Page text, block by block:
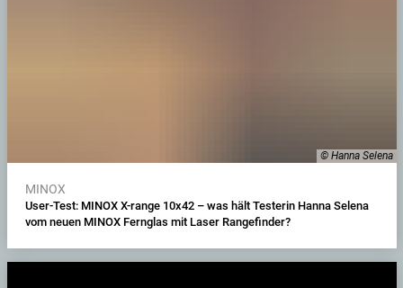
© Hanna Selena
MINOX
User-Test: MINOX X-range 10x42 – was hält Testerin Hanna Selena
vom neuen MINOX Fernglas mit Laser Rangefinder?